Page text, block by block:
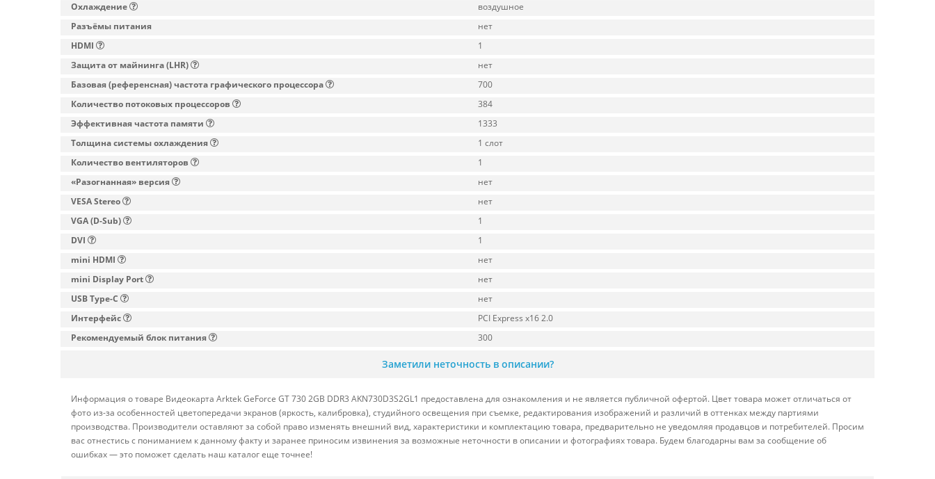
Охлаждение
воздушное
Разъёмы питания
нет
HDMI
1
Защита от майнинга (LHR)
нет
Базовая (референсная) частота графического процессора
700
Количество потоковых процессоров
384
Эффективная частота памяти
1333
Толщина системы охлаждения
1 слот
Количество вентиляторов
1
«Разогнанная» версия
нет
VESA Stereo
нет
VGA (D-Sub)
1
DVI
1
mini HDMI
нет
mini Display Port
нет
USB Type-C
нет
Интерфейс
PCI Express x16 2.0
Рекомендуемый блок питания
300
Заметили неточность в описании?
Информация о товаре Видеокарта Arktek GeForce GT 730 2GB DDR3 AKN730D3S2GL1 предоставлена для ознакомления и не является публичной офертой. Цвет товара может отличаться от
фото из-за особенностей цветопередачи экранов (яркость, калибровка), студийного освещения при съемке, редактирования изображений и различий в оттенках между партиями
производства. Производители оставляют за собой право изменять внешний вид, характеристики и комплектацию товара, предварительно не уведомляя продавцов и потребителей. Просим
вас отнестись с пониманием к данному факту и заранее приносим извинения за возможные неточности в описании и фотографиях товара. Будем благодарны вам за сообщение об
ошибках — это поможет сделать наш каталог еще точнее!